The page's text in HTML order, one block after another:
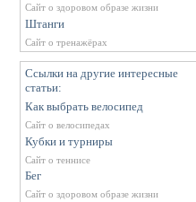
Сайт о здоровом образе жизни
Штанги
Сайт о тренажёрах
Ссылки на другие интересные
статьи:
Как выбрать велосипед
Сайт о велосипедах
Кубки и турниры
Сайт о теннисе
Бег
Сайт о здоровом образе жизни